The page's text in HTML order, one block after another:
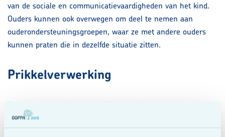
van de sociale en communicatievaardigheden van het kind.
Ouders kunnen ook overwegen om deel te nemen aan
ouderondersteuningsgroepen, waar ze met andere ouders
kunnen praten die in dezelfde situatie zitten.
Prikkelverwerking
“..en toen rende ik naar de glijbaan en ik sprong er op en ik
gleed naar beneden en ik viel in het zand en..” Luuk zit aan
tafel met zijn moeder en blijft maar vertellen. Onrustig en in